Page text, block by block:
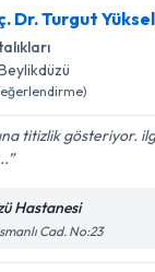
e-
ve kişisel
kabul
Dr. Turgut Yüksel
titizlik gösteriyor.
Hastanesi
Cad. No:23